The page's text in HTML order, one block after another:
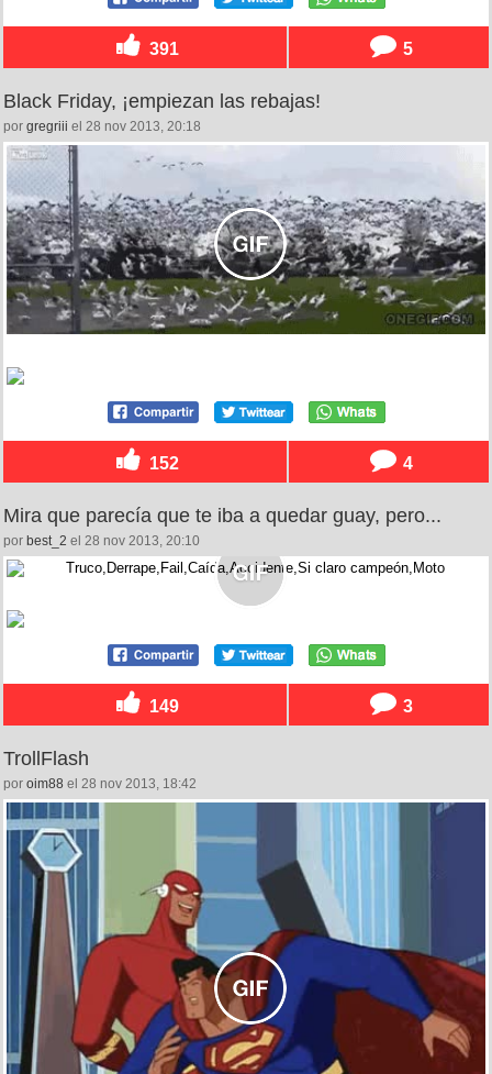
391 5
Black Friday, ¡empiezan las rebajas!
por gregriii el 28 nov 2013, 20:18
152 4
Mira que parecía que te iba a quedar guay, pero...
por best_2 el 28 nov 2013, 20:10
149 3
TrollFlash
por oim88 el 28 nov 2013, 18:42